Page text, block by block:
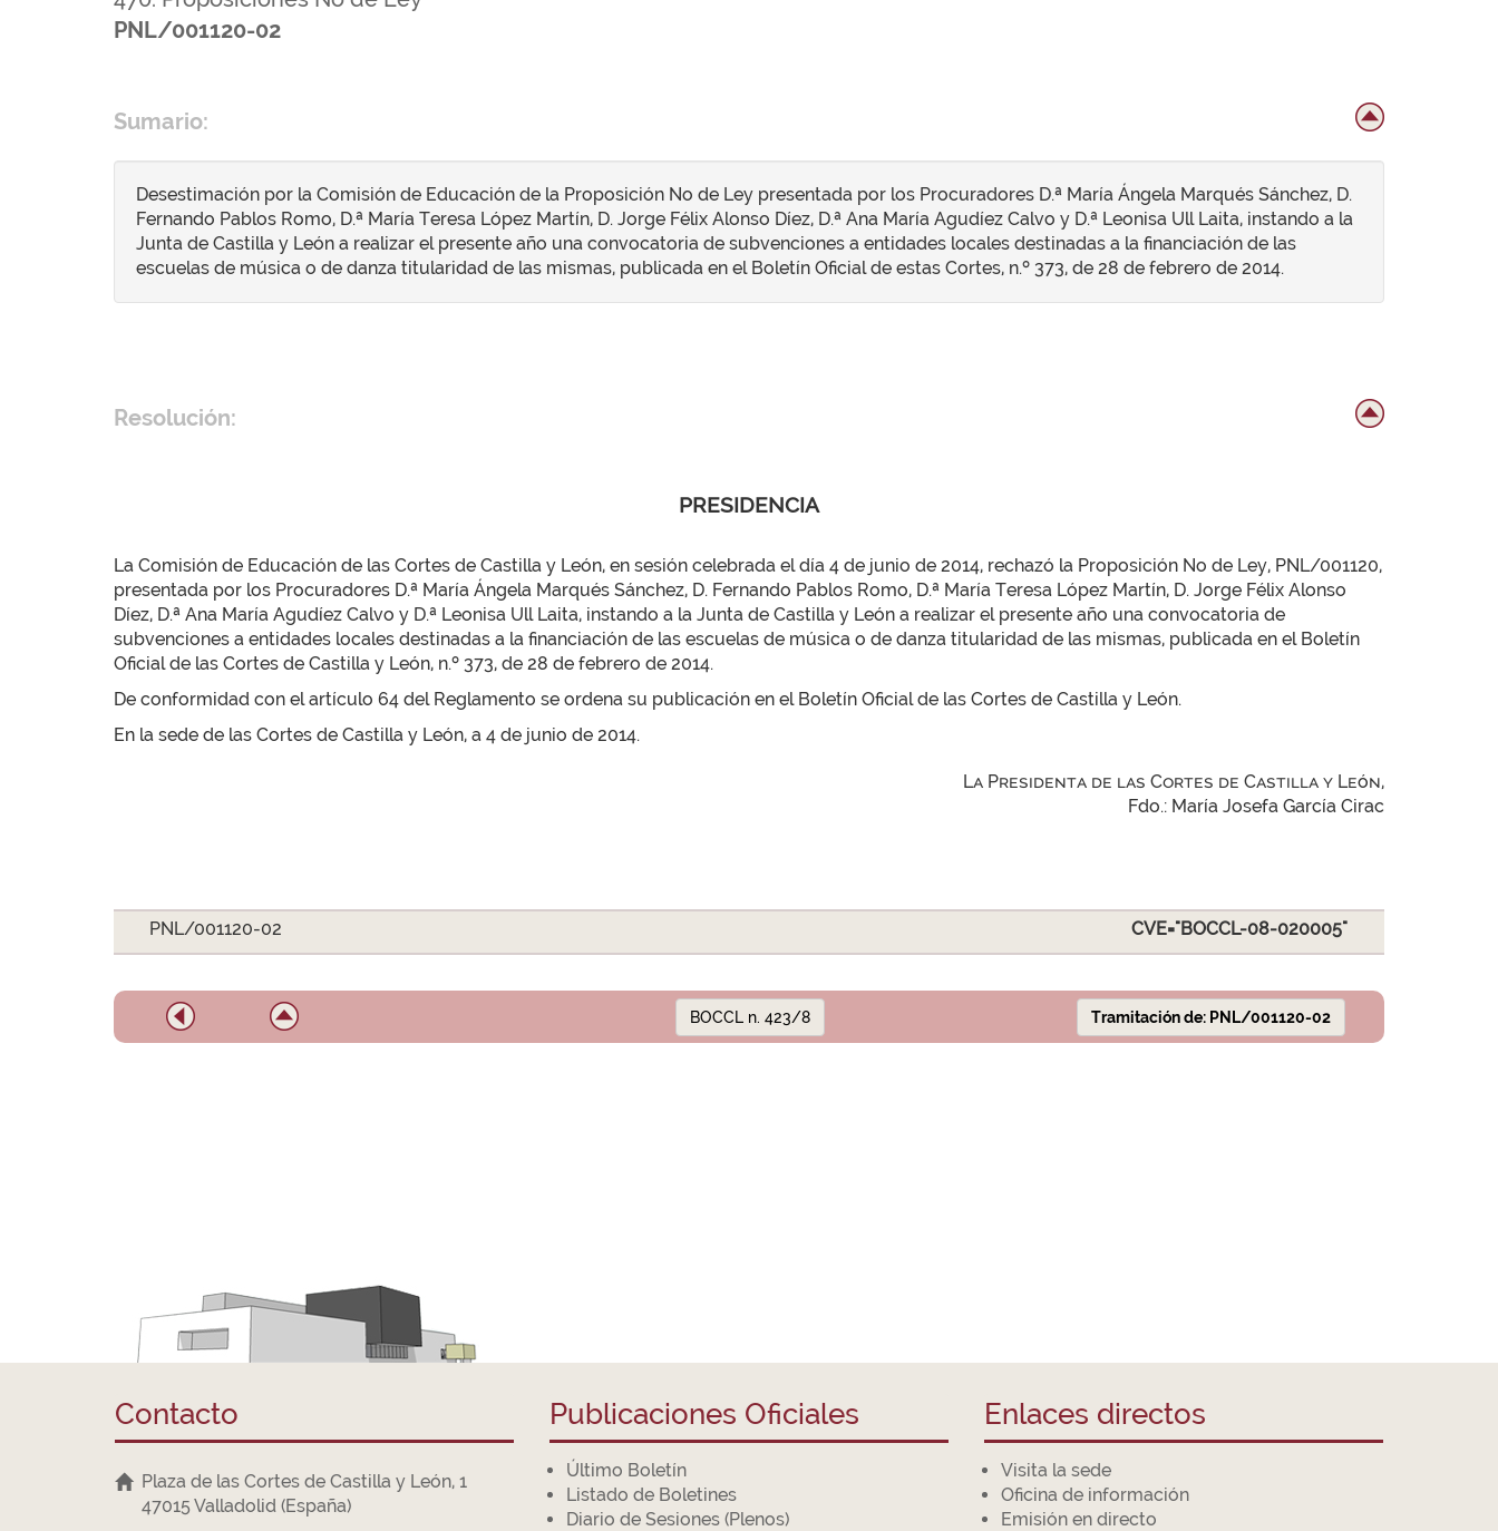
PNL/001120-02
Sumario:
Desestimación por la Comisión de Educación de la Proposición No de Ley presentada por los Procuradores D.ª María Ángela Marqués Sánchez, D.
Fernando Pablos Romo, D.ª María Teresa López Martín, D. Jorge Félix Alonso Díez, D.ª Ana María Agudíez Calvo y D.ª Leonisa Ull Laita, instando a la
Junta de Castilla y León a realizar el presente año una convocatoria de subvenciones a entidades locales destinadas a la financiación de las
escuelas de música o de danza titularidad de las mismas, publicada en el Boletín Oficial de estas Cortes, n.º 373, de 28 de febrero de 2014.
Resolución:
PRESIDENCIA
La Comisión de Educación de las Cortes de Castilla y León, en sesión celebrada el día 4 de junio de 2014, rechazó la Proposición No de Ley, PNL/001120,
presentada por los Procuradores D.ª María Ángela Marqués Sánchez, D. Fernando Pablos Romo, D.ª María Teresa López Martín, D. Jorge Félix Alonso
Díez, D.ª Ana María Agudíez Calvo y D.ª Leonisa Ull Laita, instando a la Junta de Castilla y León a realizar el presente año una convocatoria de
subvenciones a entidades locales destinadas a la financiación de las escuelas de música o de danza titularidad de las mismas, publicada en el Boletín
Oficial de las Cortes de Castilla y León, n.º 373, de 28 de febrero de 2014.
De conformidad con el artículo 64 del Reglamento se ordena su publicación en el Boletín Oficial de las Cortes de Castilla y León.
En la sede de las Cortes de Castilla y León, a 4 de junio de 2014.
La Presidenta de las Cortes de Castilla y León,
Fdo.: María Josefa García Cirac
PNL/001120-02 CVE="BOCCL-08-020005"
BOCCL n. 423/8 Tramitación de: PNL/001120-02
Contacto
Plaza de las Cortes de Castilla y León, 1
47015 Valladolid (España)
Publicaciones Oficiales
Último Boletín
Listado de Boletines
Diario de Sesiones (Plenos)
Enlaces directos
Visita la sede
Oficina de información
Emisión en directo